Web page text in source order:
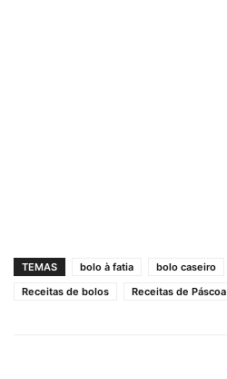
TEMAS bolo à fatia bolo caseiro
Receitas de bolos
Receitas de Páscoa